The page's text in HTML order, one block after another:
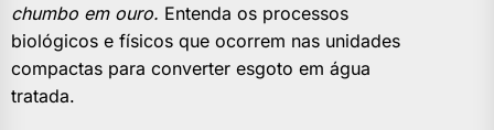
chumbo em ouro. Entenda os processos
biológicos e físicos que ocorrem nas unidades
compactas para converter esgoto em água
tratada.